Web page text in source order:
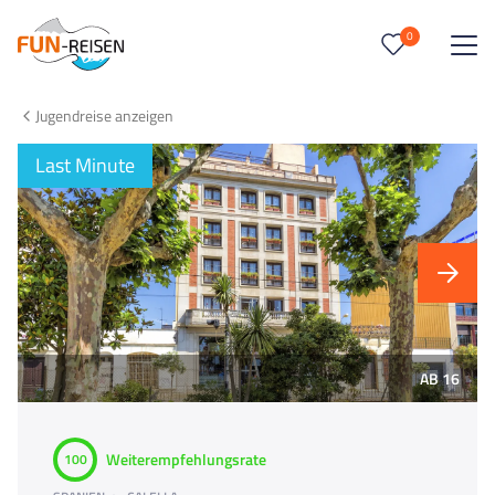
0
Keine Reisen auf der Merkliste
Jugendreise anzeigen
Last Minute
AB 16
100 Weiterempfehlungsrate